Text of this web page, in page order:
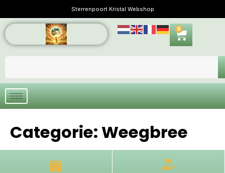
Sterrenpoort Kristal Webshop
0
Categorie: Weegbree